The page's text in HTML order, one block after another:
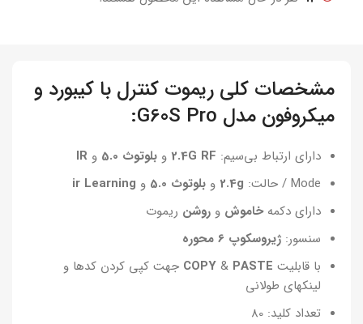
مشخصات کلی ریموت کنترل با کیبورد و
میکروفون مدل G60S Pro:
دارای ارتباط بی‌سیم: 2.4G RF و بلوتوث 5.0 و IR
Mode / حالت:
2.4g و بلوتوث 5.0 و ir Learning
دارای دکمهخاموش و روشن ریموت
سنسور: ژیروسکوپ 6 محوره
با قابلیت
COPY & PASTE
جهت کپی کردن کدها و
لینکهای طولانی
تعداد کلید: 80